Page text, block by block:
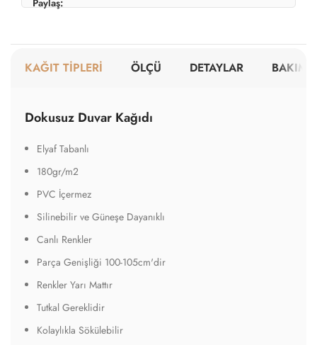
Paylaş:
KAĞIT TİPLERİ ÖLÇÜ DETAYLAR BAKIM
Dokusuz Duvar Kağıdı
Elyaf Tabanlı
180gr/m2
PVC İçermez
Silinebilir ve Güneşe Dayanıklı
Canlı Renkler
Parça Genişliği 100-105cm'dir
Renkler Yarı Mattır
Tutkal Gereklidir
Kolaylıkla Sökülebilir